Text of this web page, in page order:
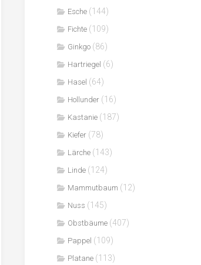
Esche (144)
Fichte (109)
Ginkgo (86)
Hartriegel (6)
Hasel (64)
Hollunder (16)
Kastanie (187)
Kiefer (78)
Lärche (143)
Linde (124)
Mammutbaum (12)
Nuss (145)
Obstbäume (407)
Pappel (109)
Platane (113)